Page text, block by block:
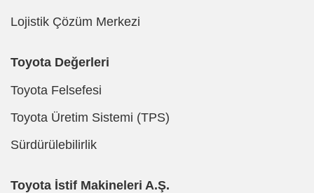
Lojistik Çözüm Merkezi
Toyota Değerleri
Toyota Felsefesi
Toyota Üretim Sistemi (TPS)
Sürdürülebilirlik
Toyota İstif Makineleri A.Ş.